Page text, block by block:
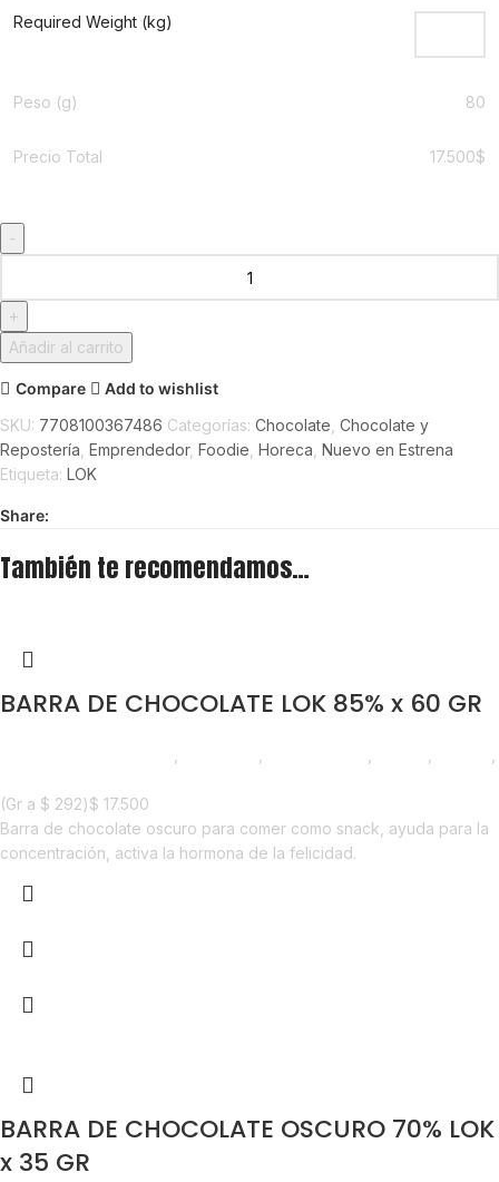
Required Weight (kg)
Peso (g) 80
Precio Total $
17.500
Añadir al carrito
Compare
Add to wishlist
SKU: 7708100367486 Categorías: Chocolate Chocolate y
Repostería Emprendedor, Foodie Horeca Nuevo en Estrena
Etiqueta: LOK
Share:
También te recomendamos…
BARRA DE CHOCOLATE LOK 85% x 60 GR
(Gr a $ 292)$ 17.500
Barra de chocolate oscuro para comer como snack, ayuda para la
concentración, activa la hormona de la felicidad.
BARRA DE CHOCOLATE OSCURO 70% LOK
x 35 GR